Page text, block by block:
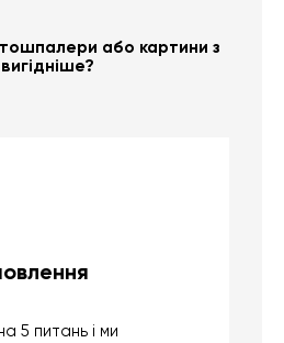
або картини з
5 питань і ми